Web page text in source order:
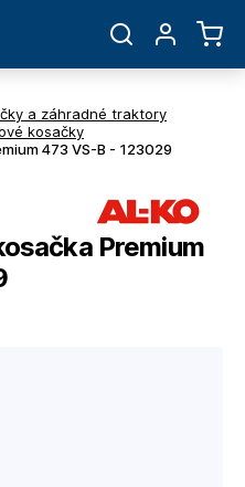
a záhradné traktory
kosačky
473 VS-B - 123029
Premium